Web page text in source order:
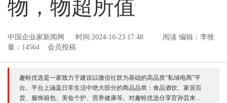
物，物超所值
中国企业家新闻网 时间:2024-10-23 17:48 编辑：李牧
阅读
量：14564 会员投稿
趣蛙优选是一家致力于建设以微信社群为基础的高品质“私域电商”平
台。平台上涵盖日常生活中绝大部分的商品品类：食品酒饮、家居百
货、服饰箱包、美妆个护、营养健康等。对趣蛙优选分享官孙芸来...